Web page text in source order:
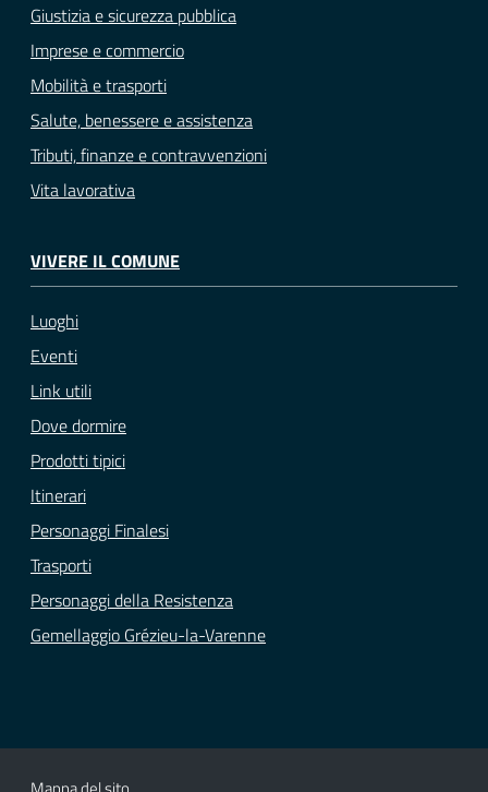
Giustizia e sicurezza pubblica
Imprese e commercio
Mobilità e trasporti
Salute, benessere e assistenza
Tributi, finanze e contravvenzioni
Vita lavorativa
VIVERE IL COMUNE
Luoghi
Eventi
Link utili
Dove dormire
Prodotti tipici
Itinerari
Personaggi Finalesi
Trasporti
Personaggi della Resistenza
Gemellaggio Grézieu-la-Varenne